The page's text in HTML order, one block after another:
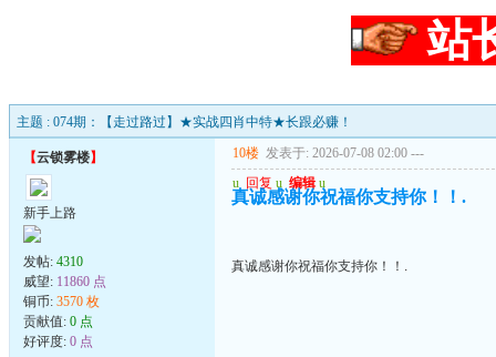
站
主题 : 074期：【走过路过】★实战四肖中特★长跟必赚！
【云锁雾楼】
新手上路
发帖: 4310
威望: 11860 点
铜币: 3570 枚
贡献值: 0 点
好评度: 0 点
10楼 发表于: 2026-07-08 02:00 ---
u 回复 u 编辑 u
真诚感谢你祝福你支持你！！.
真诚感谢你祝福你支持你！！.